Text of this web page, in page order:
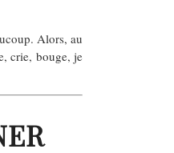
Alors, au
crie, bouge, je